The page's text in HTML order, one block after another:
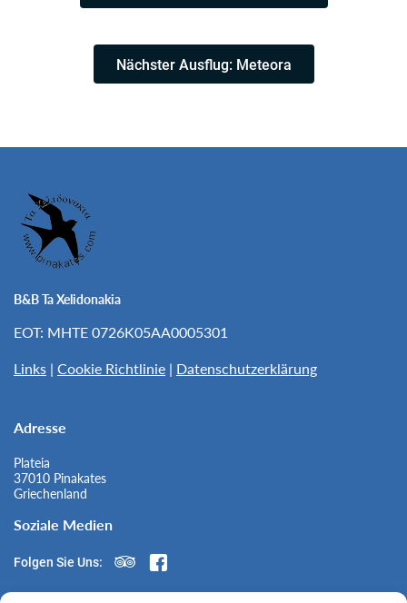
Nächster Ausflug: Meteora
B&B Ta Xelidonakia
EOT: MHTE 0726K05AA0005301
Links | Cookie Richtlinie | Datenschutzerklärung
Adresse
Plateia
37010 Pinakates
Griechenland
Soziale Medien
Folgen Sie Uns: